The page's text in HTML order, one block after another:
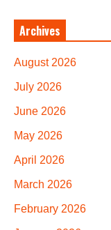
Archives
August 2026
July 2026
June 2026
May 2026
April 2026
March 2026
February 2026